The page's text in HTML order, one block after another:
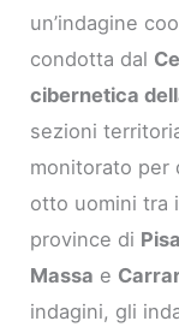
un’indagine
condotta dal
cibernetica
sezioni
monitorato per
otto uomini tra
province di Pisa
Massa e
indagini, gli